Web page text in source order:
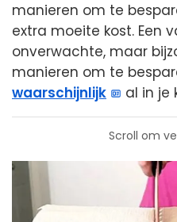
manieren om te
extra moeite kost. Een
onverwachte, maar
manieren om te
waarschijnlijk
al in je
Scroll om